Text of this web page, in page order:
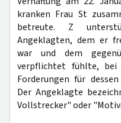
kranken Frau St
betreute. Z
Angeklagten, dem er
war und dem
verpflichtet fühlte, bei
Forderungen für
Der Angeklagte
Vollstrecker" oder